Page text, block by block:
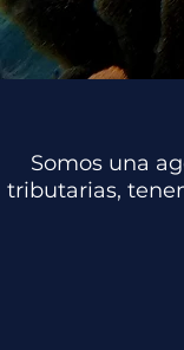
Somos una
tributarias,